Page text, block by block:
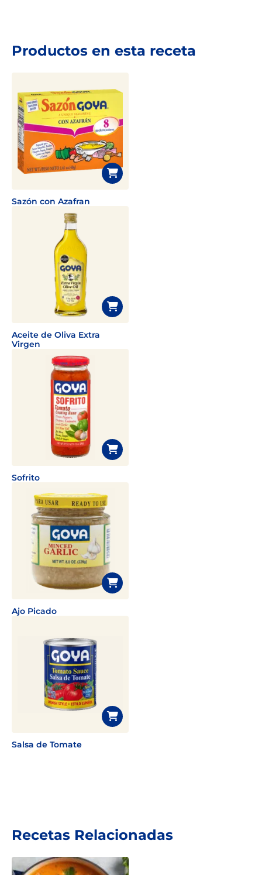
Productos en esta receta
Sazón con Azafran
Aceite de Oliva Extra
Virgen
Sofrito
Ajo Picado
Salsa de Tomate
Recetas Relacionadas